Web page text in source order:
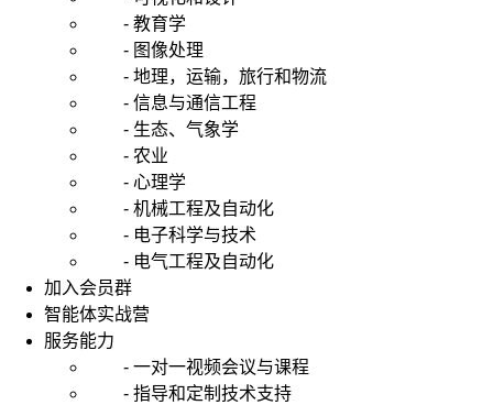
- 教育学
- 图像处理
- 地理，运输，旅行和物流
- 信息与通信工程
- 生态、气象学
- 农业
- 心理学
- 机械工程及自动化
- 电子科学与技术
- 电气工程及自动化
加入会员群
智能体实战营
服务能力
- 一对一视频会议与课程
- 指导和定制技术支持